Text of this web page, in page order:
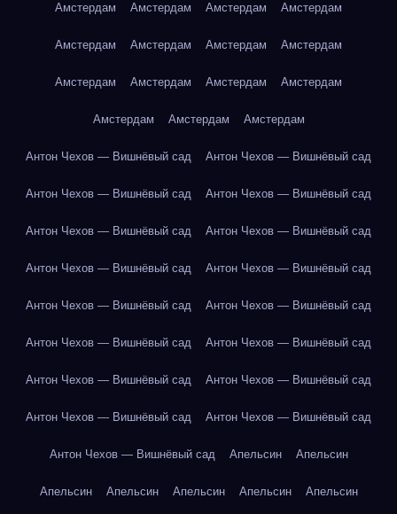
Амстердам Амстердам Амстердам Амстердам
Амстердам Амстердам Амстердам Амстердам
Амстердам Амстердам Амстердам Амстердам
Амстердам Амстердам Амстердам
Антон Чехов — Вишнёвый сад Антон Чехов — Вишнёвый сад
Антон Чехов — Вишнёвый сад Антон Чехов — Вишнёвый сад
Антон Чехов — Вишнёвый сад Антон Чехов — Вишнёвый сад
Антон Чехов — Вишнёвый сад Антон Чехов — Вишнёвый сад
Антон Чехов — Вишнёвый сад Антон Чехов — Вишнёвый сад
Антон Чехов — Вишнёвый сад Антон Чехов — Вишнёвый сад
Антон Чехов — Вишнёвый сад Антон Чехов — Вишнёвый сад
Антон Чехов — Вишнёвый сад Антон Чехов — Вишнёвый сад
Антон Чехов — Вишнёвый сад Апельсин Апельсин
Апельсин Апельсин Апельсин Апельсин Апельсин